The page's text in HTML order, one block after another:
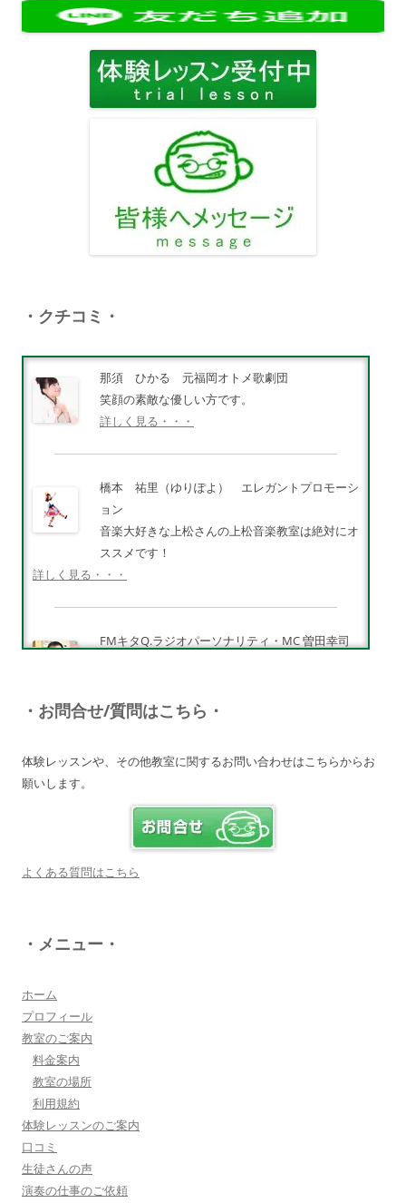
・クチコミ・
那須 ひかる 元福岡オトメ歌劇団
笑顔の素敵な優しい方です。
詳しく見る・・・
橋本 祐里（ゆりぽよ） エレガントプロモーシ
ョン
音楽大好きな上松さんの上松音楽教室は絶対にオ
ススメです！
詳しく見る・・・
FMキタQ.ラジオパーソナリティ・MC 曽田幸司
♪
上松先生に教わればきっともっともっと音楽大好
きになりますよ♪
大切なお子さんの習い事。
で、お父さんの様な存在です！
詳しく見る・・・
・お問合せ/質問はこちら・
体験レッスンや、その他教室に関するお問い合わせはこちらからお
願いします。
よくある質問はこちら
・メニュー・
ホーム
プロフィール
教室のご案内
料金案内
教室の場所
利用規約
体験レッスンのご案内
口コミ
生徒さんの声
演奏の仕事のご依頼